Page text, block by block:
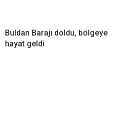
Buldan Barajı doldu, bölgeye
hayat geldi